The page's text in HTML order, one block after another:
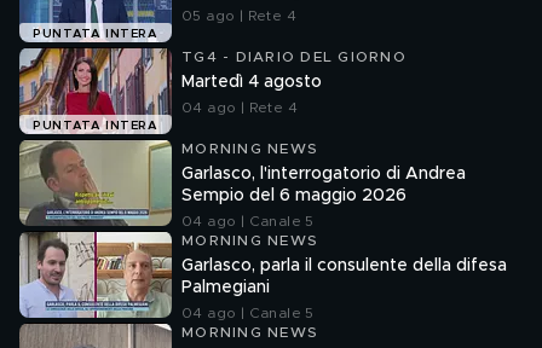
PUNTATA INTERA
05 ago | Rete 4
PUNTATA INTERA
TG4 - DIARIO DEL GIORNO
Martedì 4 agosto
04 ago | Rete 4
MORNING NEWS
Garlasco, l'interrogatorio di Andrea
Sempio del 6 maggio 2026
04 ago | Canale 5
MORNING NEWS
Garlasco, parla il consulente della difesa
Palmegiani
04 ago | Canale 5
MORNING NEWS